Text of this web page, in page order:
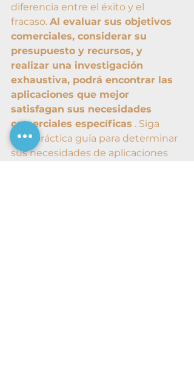
diferencia entre el éxito y el
fracaso. Al evaluar sus objetivos
comerciales, considerar su
presupuesto y recursos, y
realizar una investigación
exhaustiva, podrá encontrar las
aplicaciones que mejor
satisfagan sus necesidades
comerciales específicas . Siga
esta práctica guía para determinar
sus necesidades de aplicaciones